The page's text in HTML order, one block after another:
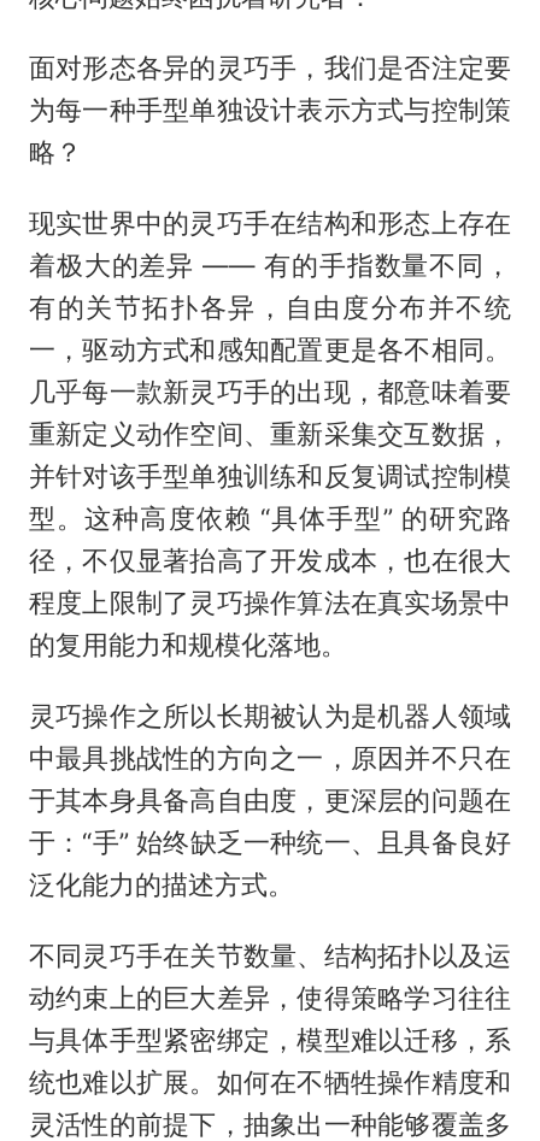
面对形态各异的灵巧手，我们是否注定要
为每一种手型单独设计表示方式与控制策
略？
现实世界中的灵巧手在结构和形态上存在
着极大的差异 —— 有的手指数量不同，
有的关节拓扑各异，自由度分布并不统
一，驱动方式和感知配置更是各不相同。
几乎每一款新灵巧手的出现，都意味着要
重新定义动作空间、重新采集交互数据，
并针对该手型单独训练和反复调试控制模
型。这种高度依赖 “具体手型” 的研究路
径，不仅显著抬高了开发成本，也在很大
程度上限制了灵巧操作算法在真实场景中
的复用能力和规模化落地。
灵巧操作之所以长期被认为是机器人领域
中最具挑战性的方向之一，原因并不只在
于其本身具备高自由度，更深层的问题在
于：“手” 始终缺乏一种统一、且具备良好
泛化能力的描述方式。
不同灵巧手在关节数量、结构拓扑以及运
动约束上的巨大差异，使得策略学习往往
与具体手型紧密绑定，模型难以迁移，系
统也难以扩展。如何在不牺牲操作精度和
灵活性的前提下，抽象出一种能够覆盖多